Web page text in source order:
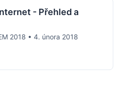
- Přehled a
2018 • 4. února 2018